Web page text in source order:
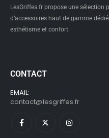
LesGriffes.fr propose une sélection
d’accessoires haut de gamme
esthétisme et confort.
CONTACT
EMAIL:
contact@lesgriffes.fr